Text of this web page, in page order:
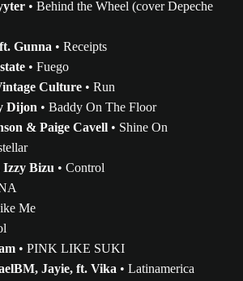
• Behind the Wheel (cover Depeche
Gunna • Receipts
• Fuego
Culture • Run
Dijon • Baddy On The Floor
& Paige Cavell • Shine On
Bizu • Control
Me
• PINK LIKE SUKI
Jayie, ft. Vika • Latinamerica